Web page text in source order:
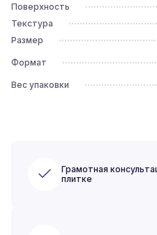
Поверхность
Текстура
Размер
Формат
Вес упаковки
Грамотная
плитке